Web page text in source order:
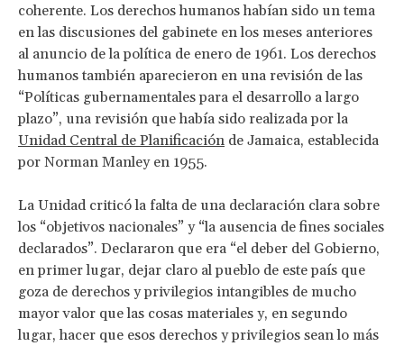
coherente. Los derechos humanos habían sido un tema
en las discusiones del gabinete en los meses anteriores
al anuncio de la política de enero de 1961. Los derechos
humanos también aparecieron en una revisión de las
“Políticas gubernamentales para el desarrollo a largo
plazo”, una revisión que había sido realizada por la
Unidad Central de Planificación de Jamaica, establecida
por Norman Manley en 1955.
La Unidad criticó la falta de una declaración clara sobre
los “objetivos nacionales” y “la ausencia de fines sociales
declarados”. Declararon que era “el deber del Gobierno,
en primer lugar, dejar claro al pueblo de este país que
goza de derechos y privilegios intangibles de mucho
mayor valor que las cosas materiales y, en segundo
lugar, hacer que esos derechos y privilegios sean lo más